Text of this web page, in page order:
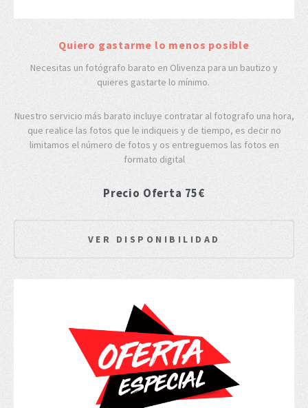
Quiero gastarme lo menos posible
Necesitas un fotógrafo barato en Olivenza para un bautizo y
quieres gastarte lo mínimo.
Nuestro servicio más barato incluye contratar al fotografo una hora,
que realice las fotos que le indiqueis y de tiempo, es decir no
limitamos el número de fotos y os entreguemos las fotos en
formato digital
Precio Oferta 75€
VER DISPONIBILIDAD